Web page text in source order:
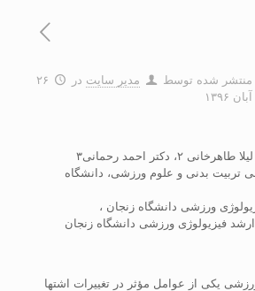
منتشر شده توسط مدیر سایت در
۲۶
آبان ۱۳۹۶
تربیت بدنی و علوم ورزشی، دانشگاه
یکی از عوامل مؤثر در تغییرات اشتها